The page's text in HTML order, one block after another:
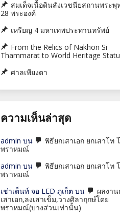
สมเด็จเนื้อดินสังเวชนียสถานพระพุ
28 พระองค์
เหรียญ 4 มหาเทพประทานทรัพย์
From the Relics of Nakhon Si
Thammarat to World Heritage
ศาลเพียงตา
ความเห็นล่าสุด
admin บน
พิธียกเสาเอก ยกเสาโท
พราหมณ์
admin บน
พิธียกเสาเอก ยกเสาโท
พราหมณ์
เช่าเต็นท์ จอ LED ภูเก็ต บน
ผลงา
เสาเอก,ลงเสาเข็ม,วางศิลาฤกษ์โดย
พราหมณ์(บางส่วนเท่านั้น)